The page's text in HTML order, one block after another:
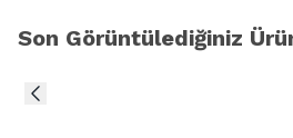
Son Görüntülediğiniz